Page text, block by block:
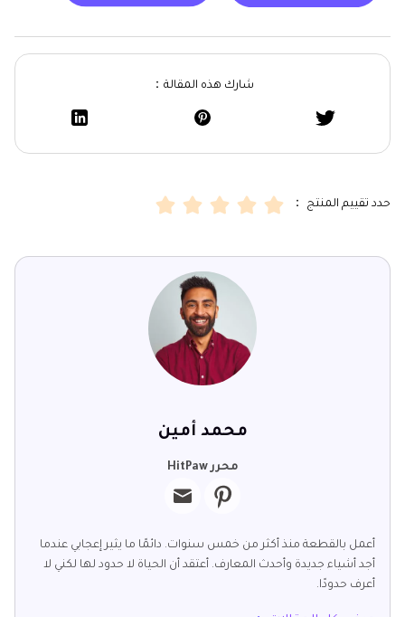
شارك هذه المقالة：
حدد تقييم المنتج ：
محمد أمين
محرر HitPaw
أعمل بالقطعة منذ أكثر من خمس سنوات. دائمًا ما يثير إعجابي عندما
أجد أشياء جديدة وأحدث المعارف. أعتقد أن الحياة لا حدود لها لكني لا
أعرف حدودًا.